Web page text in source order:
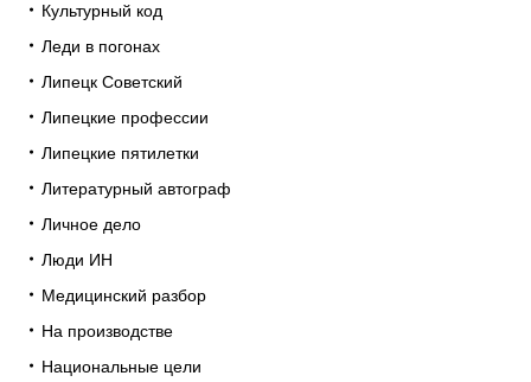
Культурный код
Леди в погонах
Липецк Советский
Липецкие профессии
Липецкие пятилетки
Литературный автограф
Личное дело
Люди ИН
Медицинский разбор
На производстве
Национальные цели